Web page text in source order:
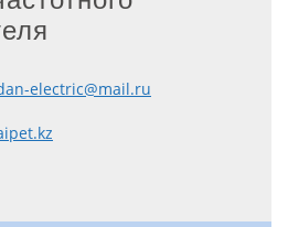
electric@mail.ru